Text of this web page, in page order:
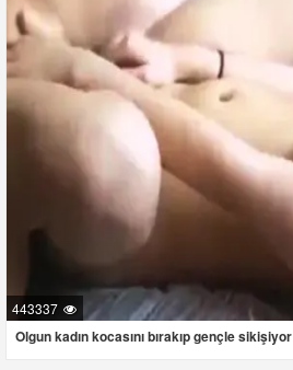
443337
Olgun kadın kocasını bırakıp gençle sikişiyor